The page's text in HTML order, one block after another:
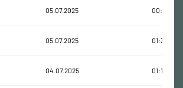
05.07.2025 00:32:26
05.07.2025 01:30:11
04.07.2025 01:12:06